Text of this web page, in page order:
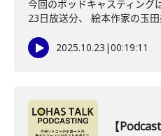
今回のポッドキャスティング
23日放送分、 絵本作家の玉田
2025.10.23 |00:19:11
【